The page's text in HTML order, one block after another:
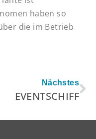
haben so
die im Betrieb
Nächstes
EVENTSCHIFF